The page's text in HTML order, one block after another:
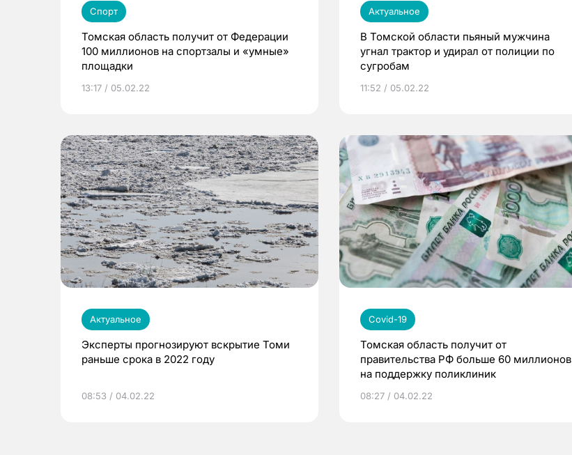
Спорт
Томская область получит от Федерации
100 миллионов на спортзалы и «умные»
площадки
13:17 / 05.02.22
Актуальное
В Томской области пьяный мужчина
угнал трактор и удирал от полиции по
сугробам
11:52 / 05.02.22
Актуальное
Эксперты прогнозируют вскрытие Томи
раньше срока в 2022 году
08:53 / 04.02.22
Covid-19
Томская область получит от
правительства РФ больше 60 миллионов
на поддержку поликлиник
08:27 / 04.02.22